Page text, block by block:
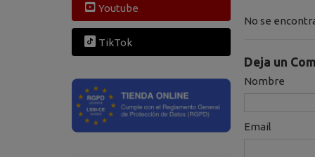
Youtube
TikTok
No se
Deja un
Nombre
Email